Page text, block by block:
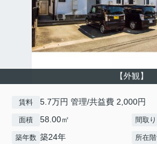
【外観】
賃料 5.7万円 管理/共益費 2,000円
面積 58.00㎡ 間取り
築年数 築24年 所在階